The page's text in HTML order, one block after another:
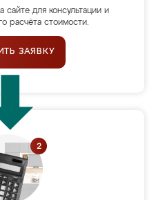
сайте для консультации и
расчёта стоимости.
ЗАЯВКУ